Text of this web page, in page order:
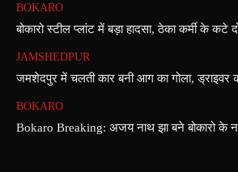
BOKARO
बोकारो स्टील प्लांट में बड़ा हादसा, ठेका कर्मी के कटे
JAMSHEDPUR
जमशेदपुर में चलती कार बनी आग का गोला, ड्राइवर
BOKARO
Bokaro Breaking: अजय नाथ झा बने बोकारो के